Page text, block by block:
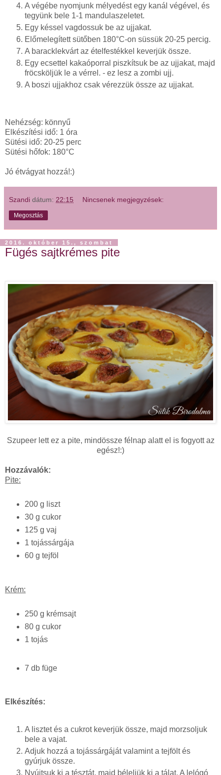
A végébe nyomjunk mélyedést egy kanál végével, és
tegyünk bele 1-1 mandulaszeletet.
Egy késsel vagdossuk be az ujjakat.
Előmelegített sütőben 180°C-on süssük 20-25 percig.
A baracklekvárt az ételfestékkel keverjük össze.
Egy ecsettel kakaóporral piszkítsuk be az ujjakat, majd
fröcsköljük le a vérrel. - ez lesz a zombi ujj.
A boszi ujjakhoz csak vérezzük össze az ujjakat.
Nehézség: könnyű
Elkészítési idő: 1 óra
Sütési idő: 20-25 perc
Sütési hőfok: 180°C
Jó étvágyat hozzá!:)
Szandi dátum: 22:15 Nincsenek megjegyzések:
Megosztás
2016. október 15., szombat
Fügés sajtkrémes pite
Szupeer lett ez a pite, mindössze félnap alatt el is fogyott az
egész!:)
Hozzávalók:
Pite:
200 g liszt
30 g cukor
125 g vaj
1 tojássárgája
60 g tejföl
Krém:
250 g krémsajt
80 g cukor
1 tojás
7 db füge
Elkészítés:
A lisztet és a cukrot keverjük össze, majd morzsoljuk
bele a vajat.
Adjuk hozzá a tojássárgáját valamint a tejfölt és
gyúrjuk össze.
Nyújtsuk ki a tésztát, majd béleljük ki a tálat. A lelógó